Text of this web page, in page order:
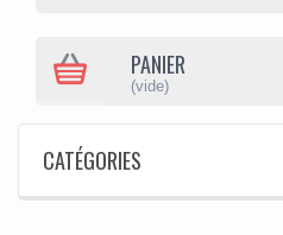
PANIER
(vide)
CATÉGORIES